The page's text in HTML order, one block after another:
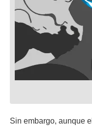
Sin embargo, aunque el